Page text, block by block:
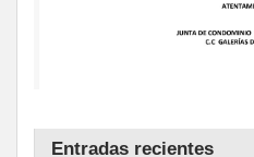
Entradas recientes